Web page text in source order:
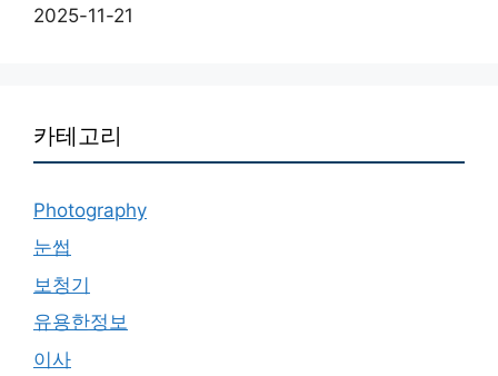
2025-11-21
카테고리
Photography
눈썹
보청기
유용한정보
이사